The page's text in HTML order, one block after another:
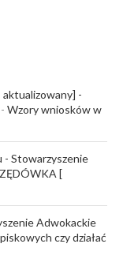
-
- Wzory wniosków w
- Stowarzyszenie
[
Adwokackie
czy działać